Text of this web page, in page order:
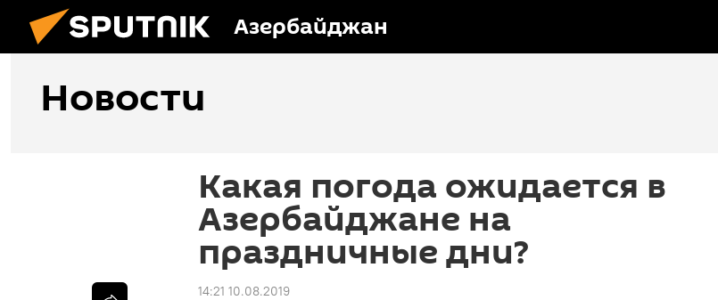
Азербайджан
Новости
Какая погода ожидается в
Азербайджане на
праздничные дни?
14:21 10.08.2019